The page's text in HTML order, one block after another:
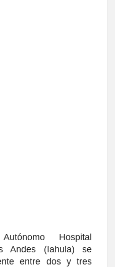
Hospital
Andes (Iahula) se
entre dos y tres